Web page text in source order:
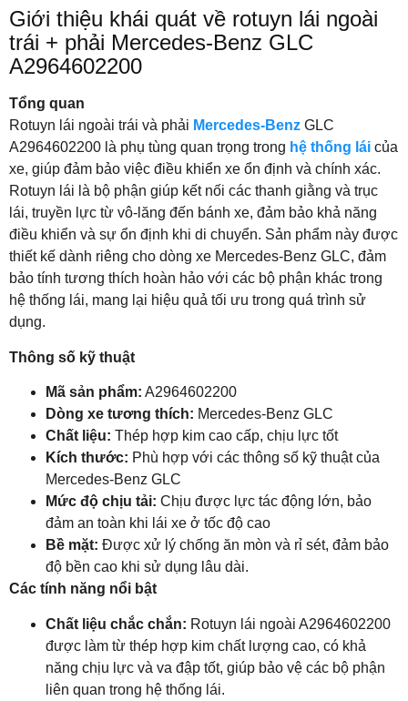
Giới thiệu khái quát về rotuyn lái ngoài
trái + phải Mercedes-Benz GLC
A2964602200
Tổng quan
Rotuyn lái ngoài trái và phải Mercedes-Benz GLC
A2964602200 là phụ tùng quan trọng trong hệ thống lái của
xe, giúp đảm bảo việc điều khiển xe ổn định và chính xác.
Rotuyn lái là bộ phận giúp kết nối các thanh giằng và trục
lái, truyền lực từ vô-lăng đến bánh xe, đảm bảo khả năng
điều khiển và sự ổn định khi di chuyển. Sản phẩm này được
thiết kế dành riêng cho dòng xe Mercedes-Benz GLC, đảm
bảo tính tương thích hoàn hảo với các bộ phận khác trong
hệ thống lái, mang lại hiệu quả tối ưu trong quá trình sử
dụng.
Thông số kỹ thuật
Mã sản phẩm: A2964602200
Dòng xe tương thích: Mercedes-Benz GLC
Chất liệu: Thép hợp kim cao cấp, chịu lực tốt
Kích thước: Phù hợp với các thông số kỹ thuật của
Mercedes-Benz GLC
Mức độ chịu tải: Chịu được lực tác động lớn, bảo
đảm an toàn khi lái xe ở tốc độ cao
Bề mặt: Được xử lý chống ăn mòn và rỉ sét, đảm bảo
độ bền cao khi sử dụng lâu dài.
Các tính năng nổi bật
Chất liệu chắc chắn: Rotuyn lái ngoài A2964602200
được làm từ thép hợp kim chất lượng cao, có khả
năng chịu lực và va đập tốt, giúp bảo vệ các bộ phận
liên quan trong hệ thống lái.